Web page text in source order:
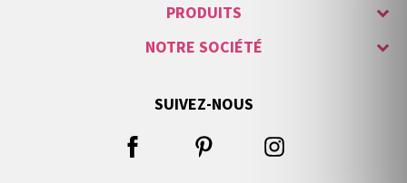
PRODUITS
NOTRE SOCIÉTÉ
SUIVEZ-NOUS